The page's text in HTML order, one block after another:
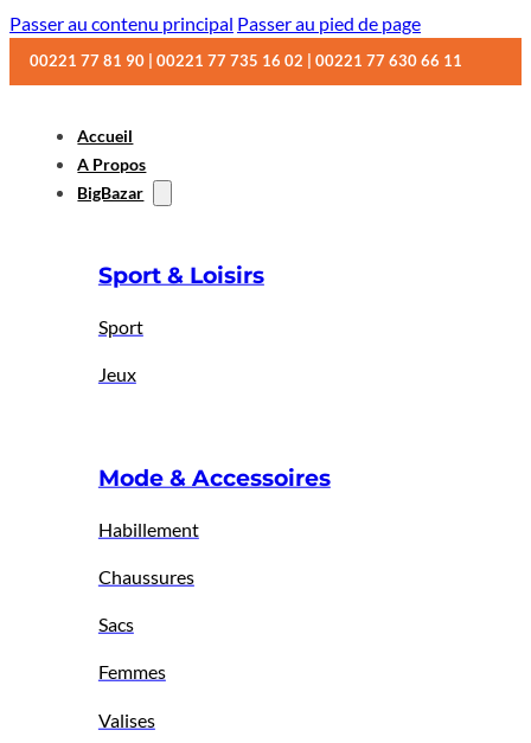
Passer au contenu principal Passer au pied de page
00221 77 81 90 | 00221 77 735 16 02 | 00221 77 630 66 11
Accueil
A Propos
BigBazar
Sport & Loisirs
Sport
Jeux
Mode & Accessoires
Habillement
Chaussures
Sacs
Femmes
Valises